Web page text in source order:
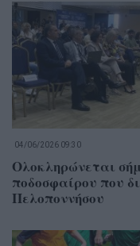
04/06/2026 09:30
Ολοκληρώνεται
ποδοσφαίρου που
Πελοποννήσου